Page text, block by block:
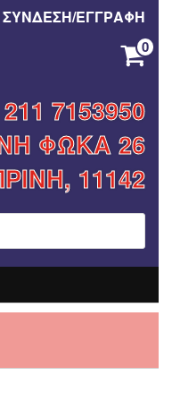
ΣΥΝΔΕΣΗ/ΕΓΓΡΑΦΗ
0
211 7153950
ΦΩΚΑ 26
11142